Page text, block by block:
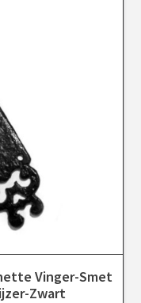
Vinger-Smet
Zwart